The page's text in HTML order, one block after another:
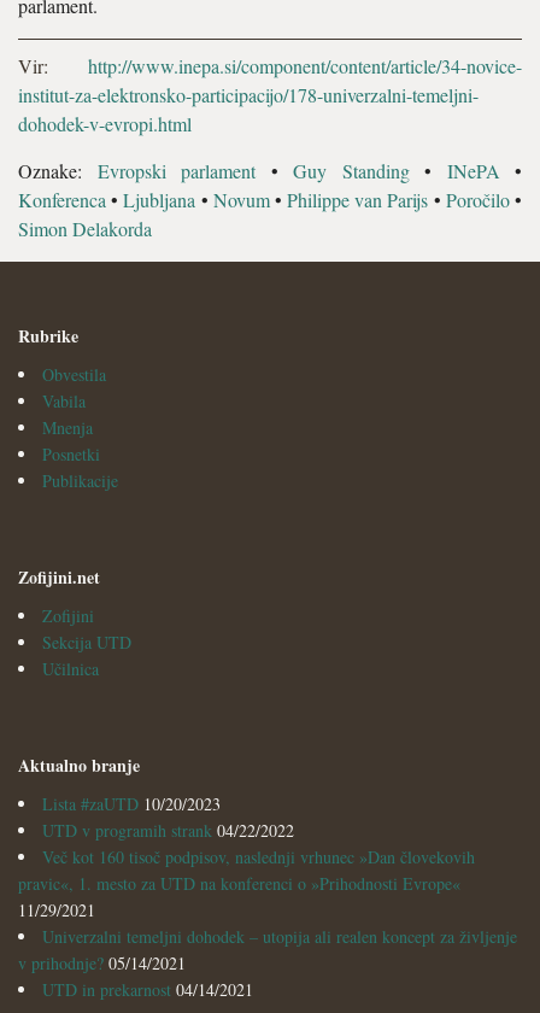
parlament.
Vir: http://www.inepa.si/component/content/article/34-novice-
institut-za-elektronsko-participacijo/178-univerzalni-temeljni-
dohodek-v-evropi.html
Oznake: Evropski parlament• Guy Standing• INePA •
Konferenca •Ljubljana • Novum•Philippe van Parijs • Poročilo•
Simon Delakorda
Rubrike
Obvestila
Vabila
Mnenja
Posnetki
Publikacije
Zofijini.net
Zofijini
Sekcija UTD
Učilnica
Aktualno branje
Lista #zaUTD 10/20/2023
UTD v programih strank 04/22/2022
Več kot 160 tisoč podpisov, naslednji vrhunec »Dan človekovih
pravic«, 1. mesto za UTD na konferenci o »Prihodnosti Evrope«
11/29/2021
Univerzalni temeljni dohodek – utopija ali realen koncept za življenje
v prihodnje? 05/14/2021
UTD in prekarnost 04/14/2021